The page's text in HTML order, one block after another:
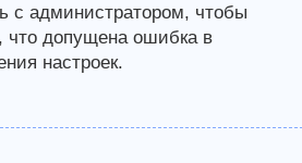
с администратором, чтобы
что допущена ошибка в
настроек.